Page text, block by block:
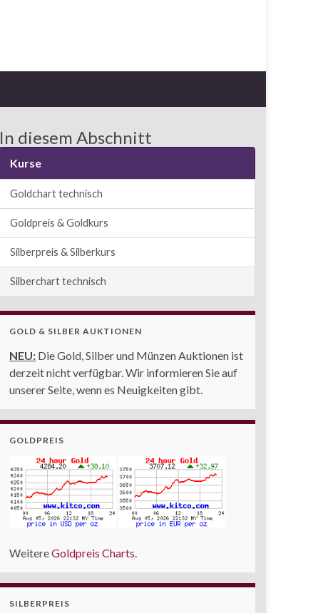
In diesem Abschnitt
Kurse
Goldchart technisch
Goldpreis & Goldkurs
Silberpreis & Silberkurs
Silberchart technisch
GOLD & SILBER AUKTIONEN
NEU: Die Gold, Silber und Münzen Auktionen ist
derzeit nicht verfügbar. Wir informieren Sie auf
unserer Seite, wenn es Neuigkeiten gibt.
GOLDPREIS
WeitereGoldpreis Charts.
SILBERPREIS